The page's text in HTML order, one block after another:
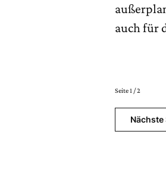
auch für
Seite 1 / 2
Nächste